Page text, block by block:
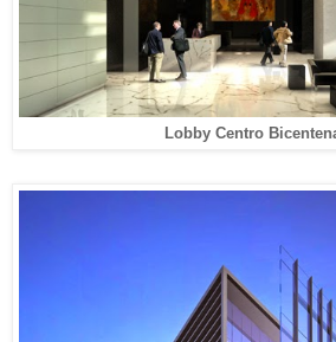
Lobby Centro